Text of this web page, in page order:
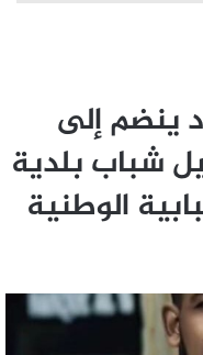
ينضم إلى
شباب بلدية
الوطنية